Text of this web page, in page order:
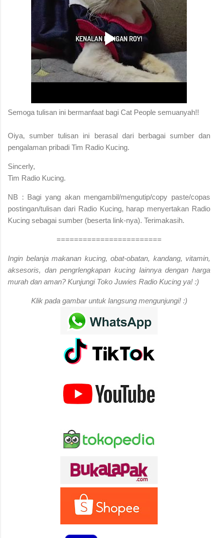
Semoga tulisan ini bermanfaat bagi Cat People semuanyah!!
Oiya, sumber tulisan ini berasal dari berbagai sumber dan
pengalaman pribadi Tim Radio Kucing.
Sincerly,
Tim Radio Kucing.
NB : Bagi yang akan mengambil/mengutip/copy paste/copas
postingan/tulisan dari Radio Kucing, harap menyertakan Radio
Kucing sebagai sumber (beserta link-nya). Terimakasih.
========================
Ingin belanja makanan kucing, obat-obatan, kandang, vitamin,
aksesoris, dan pengrlengkapan kucing lainnya dengan harga
murah dan aman? Kunjungi Toko Juwies Radio Kucing ya! :)
Klik pada gambar untuk langsung mengunjungi! :)